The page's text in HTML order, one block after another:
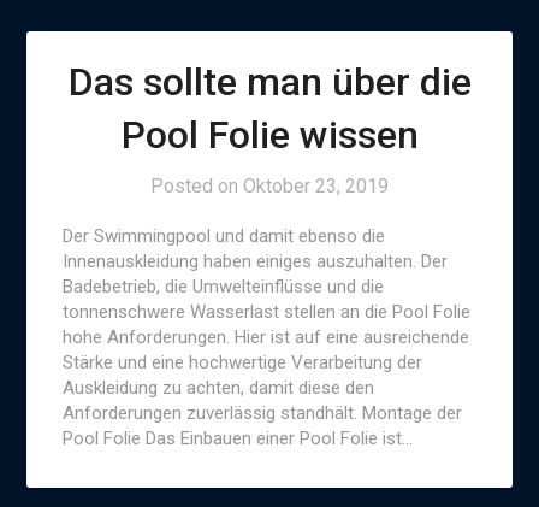
Das sollte man über die
Pool Folie wissen
Posted on Oktober 23, 2019
Der Swimmingpool und damit ebenso die
Innenauskleidung haben einiges auszuhalten. Der
Badebetrieb, die Umwelteinflüsse und die
tonnenschwere Wasserlast stellen an die Pool Folie
hohe Anforderungen. Hier ist auf eine ausreichende
Stärke und eine hochwertige Verarbeitung der
Auskleidung zu achten, damit diese den
Anforderungen zuverlässig standhält. Montage der
Pool Folie Das Einbauen einer Pool Folie ist…